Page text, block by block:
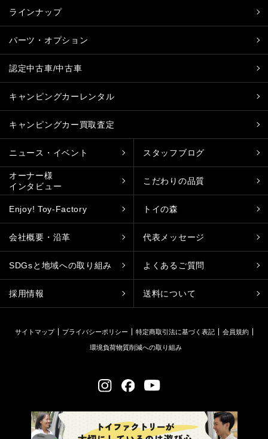
ラインナップ
パーツ・オプション
認定中古車/中古車
キャンピングカーレンタル
キャンピングカー買取査定
ニュース・イベント スタッフブログ
オーナー様
インタビュー
こだわりの品質
Enjoy! Toy-Factory トイの森
会社概要・沿革 代表メッセージ
SDGsと地域への取り組み よくあるご質問
採用情報 送料について
サイトマップ プライバシーポリシー 特定商取引法に基づく表記 会員規約
環境負荷物質削減への取り組み